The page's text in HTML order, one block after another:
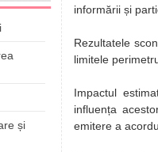
și
informării și
Rezultatele
limitele
Impactul
influența
emitere a